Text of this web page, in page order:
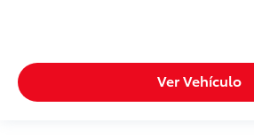
Ver Vehículo